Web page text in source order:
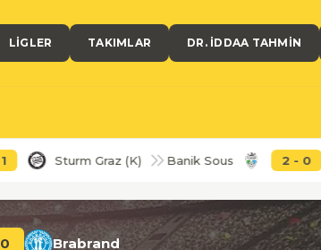
LIGLER TAKIMLAR DR. İDDAA TAHMIN
Sturm Graz (K) Banik Sous 2-
0 Brabrand